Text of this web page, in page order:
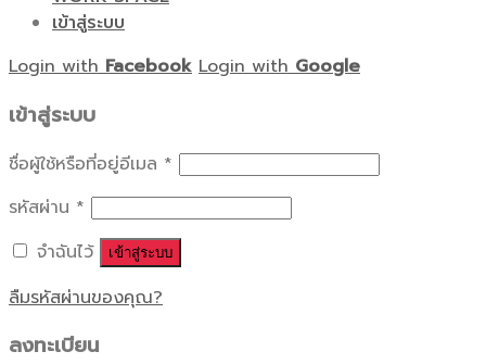
เข้าสู่ระบบ
Login withFacebook Login withGoogle
เข้าสู่ระบบ
ชื่อผู้ใช้หรือที่อยู่อีเมล *
รหัสผ่าน *
จำฉันไว้
เข้าสู่ระบบ
ลืมรหัสผ่านของคุณ?
ลงทะเบียน